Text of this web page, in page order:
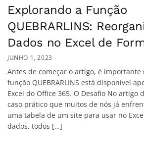
Explorando a Função
QUEBRARLINS:
Dados no Excel de
JUNHO 1, 2023
Antes de começar o artigo, é importante
função QUEBRARLINS está disponível
Excel do Office 365. O Desafio No artigo
caso prático que muitos de nós já
uma tabela de um site para usar no
dados, todos […]